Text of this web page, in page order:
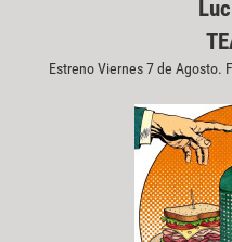
Estreno Viernes 7 de Agosto.